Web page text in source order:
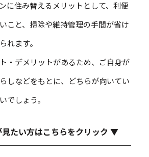
に住み替えるメリットとして、利便
こと、掃除や維持管理の手間が省け
れます。
・デメリットがあるため、ご自身が
しなどをもとに、どちらが向いてい
でしょう。
たい方はこちらをクリック ▼